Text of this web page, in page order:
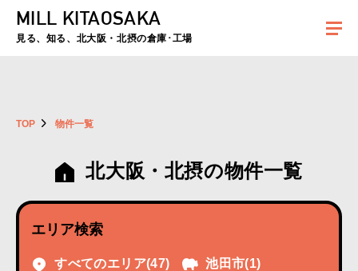
夏季休暇のお知らせ：2026年8月8日(土)～8月16日(日)まで休業とさせていた
MILL KITAOSAKA
見る、知る、北大阪・北摂の倉庫･工場
TOP 物件一覧
北大阪・北摂の物件一覧
エリア検索
すべてのエリア(47) 池田市(1)